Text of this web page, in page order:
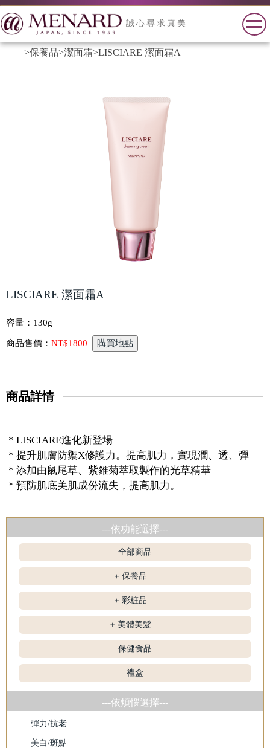
誠心尋求真美
>保養品>潔面霜>LISCIARE 潔面霜A
---依功能選擇---
全部商品
+ 保養品
+ 彩粧品
+ 美體美髮
保健食品
禮盒
---依煩惱選擇---
彈力/抗老
美白/斑點
LISCIARE 潔面霜A
容量： 130g
商品售價： NT$1800
商品詳情
＊LISCIARE進化新登場
＊提升肌膚防禦X修護力。提高肌力，實現潤、透、彈
＊添加由鼠尾草、紫錐菊萃取製作的光草精華
＊預防肌底美肌成份流失，提高肌力。